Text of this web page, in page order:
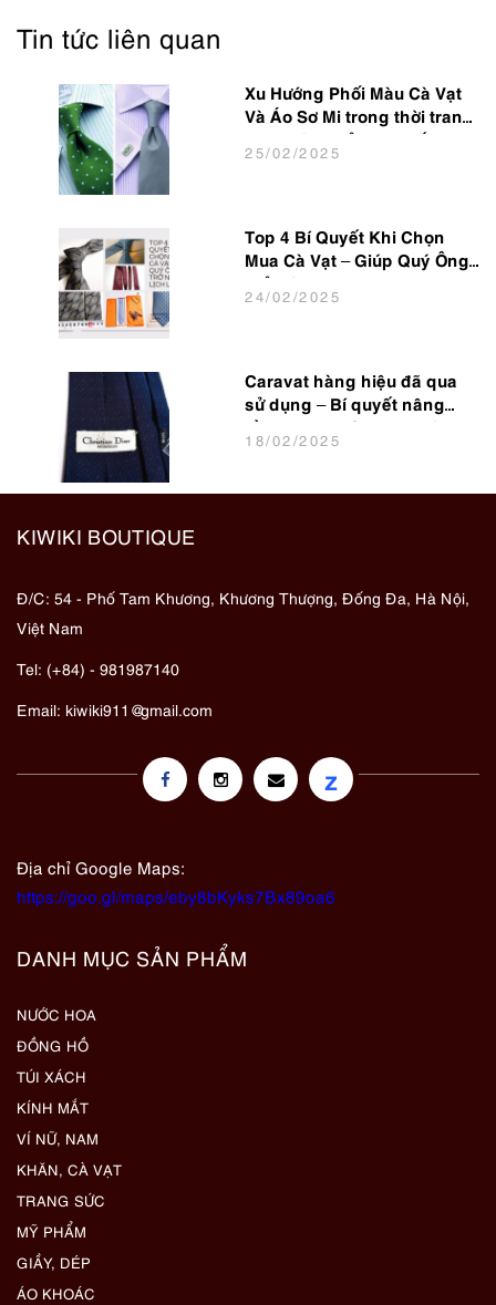
Tin tức liên quan
Xu Hướng Phối Màu Cà Vạt
Và Áo Sơ Mi trong thời trang
25/02/2025
Top 4 Bí Quyết Khi Chọn
Mua Cà Vạt – Giúp Quý Ông
24/02/2025
Caravat hàng hiệu đã qua
sử dụng – Bí quyết nâng
18/02/2025
KIWIKI BOUTIQUE
Đ/C: 54 - Phố Tam Khương, Khương Thượng, Đống Đa, Hà Nội,
Việt Nam
Tel: (+84) - 981987140
Email: kiwiki911@gmail.com
z
Địa chỉ Google Maps:
https://goo.gl/maps/eby8bKyks7Bx89oa6
DANH MỤC SẢN PHẨM
NƯỚC HOA
ĐỒNG HỒ
TÚI XÁCH
KÍNH MẮT
VÍ NỮ, NAM
KHĂN, CÀ VẠT
TRANG SỨC
MỸ PHẨM
GIẦY, DÉP
ÁO KHOÁC